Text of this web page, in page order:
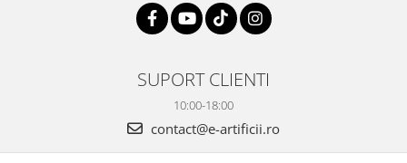
SUPORT CLIENTI
10:00-18:00
contact@e-artificii.ro